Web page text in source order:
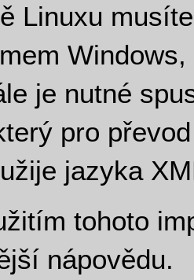
Linuxu
je nutné
pro
jazyka
tohoto
nápovědu.